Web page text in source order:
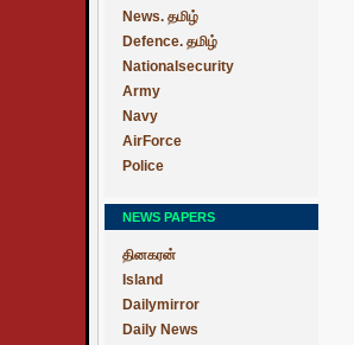
News. தமிழ்
Defence. தமிழ்
Nationalsecurity
Army
Navy
AirForce
Police
NEWS PAPERS
தினகரன்
Island
Dailymirror
Daily News